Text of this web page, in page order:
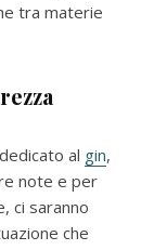
tra materie
al gin,
note e per
ci saranno
che